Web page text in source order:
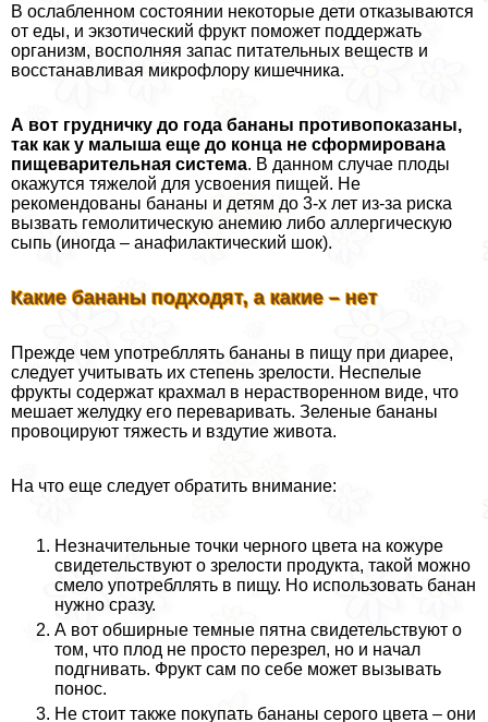
В ослабленном состоянии некоторые дети отказываются
от еды, и экзотический фрукт поможет поддержать
организм, восполняя запас питательных веществ и
восстанавливая микрофлору кишечника.
А вот грудничку до года бананы противопоказаны,
так как у малыша еще до конца не сформирована
пищеварительная система. В данном случае плоды
окажутся тяжелой для усвоения пищей. Не
рекомендованы бананы и детям до 3-х лет из-за риска
вызвать гемолитическую анемию либо аллергическую
сыпь (иногда – анафилактический шок).
Какие бананы подходят, а какие – нет
Прежде чем употрeбллять бананы в пищу при диарее,
следует учитывать их степень зрелости. Неспелые
фрукты содержат крахмал в нерастворенном виде, что
мешает желудку его переваривать. Зеленые бананы
провоцируют тяжесть и вздутие живота.
На что еще следует обратить внимание:
Незначительные точки черного цвета на кожуре
свидетельствуют о зрелости продукта, такой можно
смело употрeбллять в пищу. Но использовать банан
нужно сразу.
А вот обширные темные пятна свидетельствуют о
том, что плод не просто перезрел, но и начал
подгнивать. Фрукт сам по себе может вызывать
понос.
Не стоит также покупать бананы серого цвета – они